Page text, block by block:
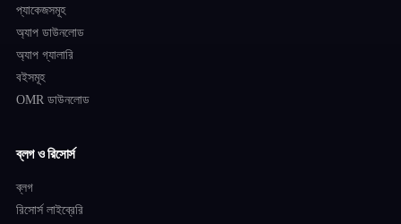
প্যাকেজসমূহ
অ্যাপ ডাউনলোড
অ্যাপ গ্যালারি
বইসমূহ
OMR ডাউনলোড
ব্লগ ও রিসোর্স
ব্লগ
রিসোর্স লাইব্রেরি